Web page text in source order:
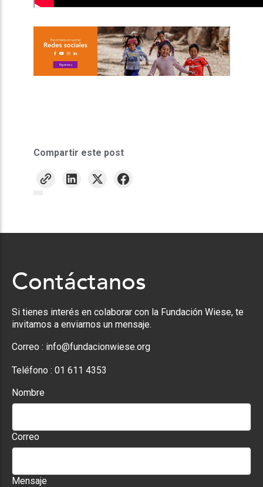
Compartir este post
Contáctanos
Si tienes interés en colaborar con la Fundación Wiese, te
invitamos a enviarnos un mensaje.
Correo : info@fundacionwiese.org
Teléfono : 01 611 4353
Nombre
Correo
Mensaje